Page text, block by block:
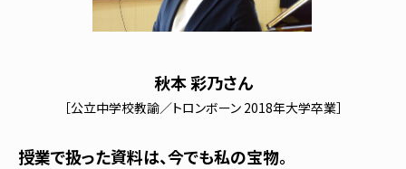
秋本 彩乃さん
［公立中学校教諭／トロンボーン 2018年大学卒業］
授業で扱った資料は、今でも私の宝物。